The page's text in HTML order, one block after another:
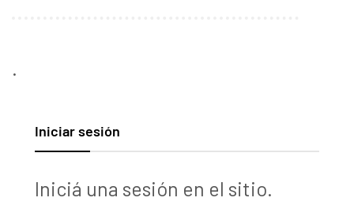
.
Iniciar sesión
Iniciá una sesión en el sitio.